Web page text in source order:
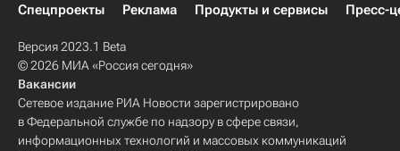
Спецпроекты
Реклама Продукты и сервисы Пресс-
Версия 2023.1 Beta
© 2026 МИА «Россия сегодня»
Вакансии
Сетевое издание РИА Новости зарегистрировано
в Федеральной службе по надзору в сфере связи,
информационных технологий и массовых коммуникаций